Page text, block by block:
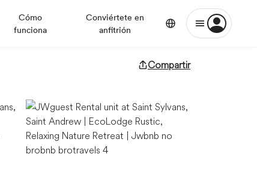
Cómo
funciona
Conviértete en
anfitrión
Compartir